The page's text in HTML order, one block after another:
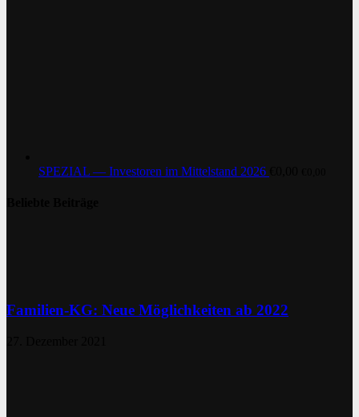
SPEZIAL — Investoren im Mittelstand 2026
Familien-KG: Neue Möglichkeiten ab 2022